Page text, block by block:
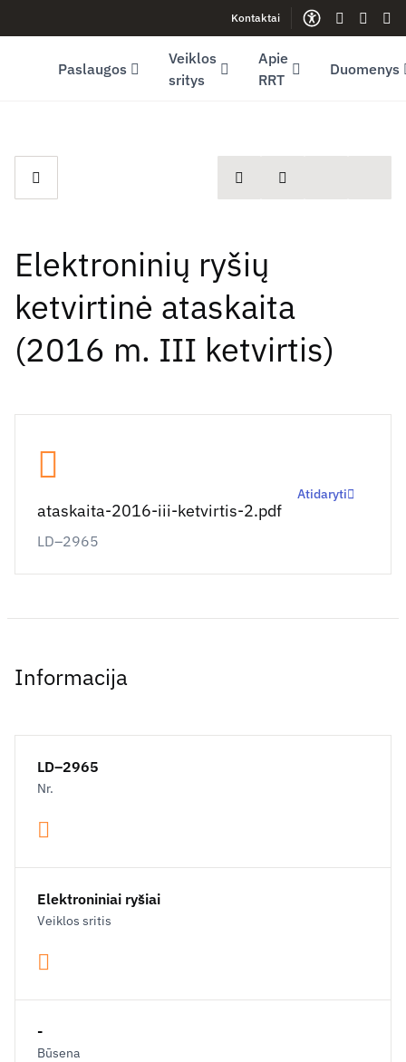
Youtube (opens in new window)Kontaktai
Gestų
Paslaugos
Veiklos
sritys
Apie
RRT
Duomenys
spausdintiDalintis
Elektroninių ryšių
ketvirtinė ataskaita
(2016 m. III ketvirtis)
ataskaita-2016-iii-ketvirtis-2.pdf
LD–2965
Atidaryti
Informacija
LD–2965
Nr.
Elektroniniai ryšiai
Veiklos sritis
-
Būsena